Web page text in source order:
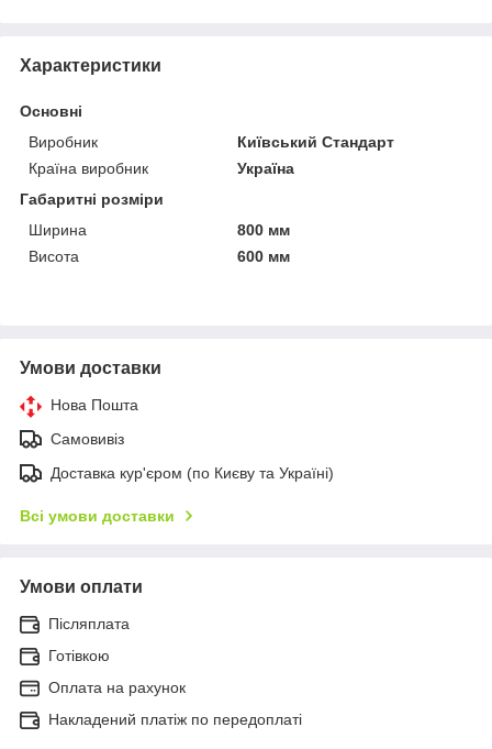
Характеристики
Основні
Виробник
Київський Стандарт
Країна виробник
Україна
Габаритні розміри
Ширина
800 мм
Висота
600 мм
Умови доставки
Нова Пошта
Самовивіз
Доставка кур'єром (по Києву та Україні)
Всі умови доставки
Умови оплати
Післяплата
Готівкою
Оплата на рахунок
Накладений платіж по передоплаті